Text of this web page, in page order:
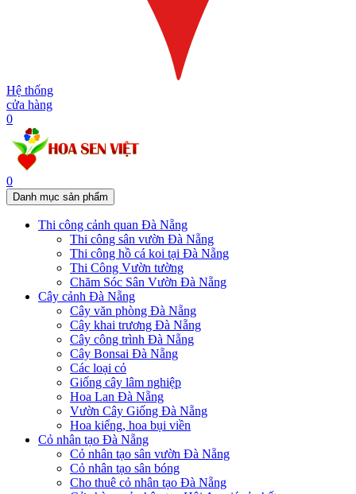
Hệ thống
cửa hàng
0
0
Danh mục sản phẩm
Thi công cảnh quan Đà Nẵng
Thi công sân vườn Đà Nẵng
Thi công hồ cá koi tại Đà Nẵng
Thi Công Vườn tường
Chăm Sóc Sân Vườn Đà Nẵng
Cây cảnh Đà Nẵng
Cây văn phòng Đà Nẵng
Cây khai trương Đà Nẵng
Cây công trình Đà Nẵng
Cây Bonsai Đà Nẵng
Các loại cỏ
Giống cây lâm nghiệp
Hoa Lan Đà Nẵng
Vườn Cây Giống Đà Nẵng
Hoa kiểng, hoa bụi viền
Cỏ nhân tạo Đà Nẵng
Cỏ nhân tạo sân vườn Đà Nẵng
Cỏ nhân tạo sân bóng
Cho thuê cỏ nhân tạo Đà Nẵng